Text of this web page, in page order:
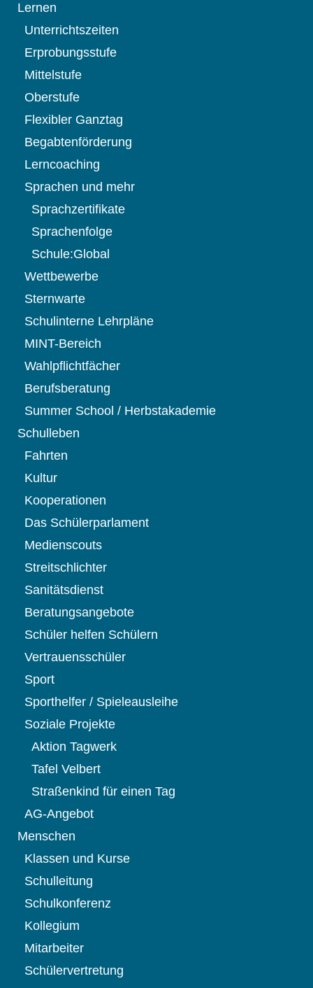
Lernen
Unterrichtszeiten
Erprobungsstufe
Mittelstufe
Oberstufe
Flexibler Ganztag
Begabtenförderung
Lerncoaching
Sprachen und mehr
Sprachzertifikate
Sprachenfolge
Schule:Global
Wettbewerbe
Sternwarte
Schulinterne Lehrpläne
MINT-Bereich
Wahlpflichtfächer
Berufsberatung
Summer School / Herbstakademie
Schulleben
Fahrten
Kultur
Kooperationen
Das Schülerparlament
Medienscouts
Streitschlichter
Sanitätsdienst
Beratungsangebote
Schüler helfen Schülern
Vertrauensschüler
Sport
Sporthelfer / Spieleausleihe
Soziale Projekte
Aktion Tagwerk
Tafel Velbert
Straßenkind für einen Tag
AG-Angebot
Menschen
Klassen und Kurse
Schulleitung
Schulkonferenz
Kollegium
Mitarbeiter
Schülervertretung